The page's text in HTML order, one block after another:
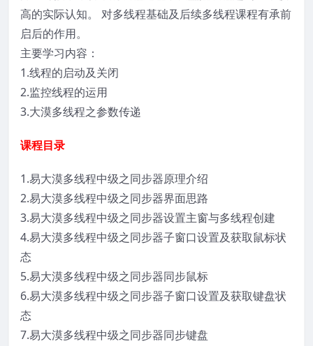
高的实际认知。 对多线程基础及后续多线程课程有承前
启后的作用。
主要学习内容：
1.线程的启动及关闭
2.监控线程的运用
3.大漠多线程之参数传递
课程目录
1.易大漠多线程中级之同步器原理介绍
2.易大漠多线程中级之同步器界面思路
3.易大漠多线程中级之同步器设置主窗与多线程创建
4.易大漠多线程中级之同步器子窗口设置及获取鼠标状
态
5.易大漠多线程中级之同步器同步鼠标
6.易大漠多线程中级之同步器子窗口设置及获取键盘状
态
7.易大漠多线程中级之同步器同步键盘